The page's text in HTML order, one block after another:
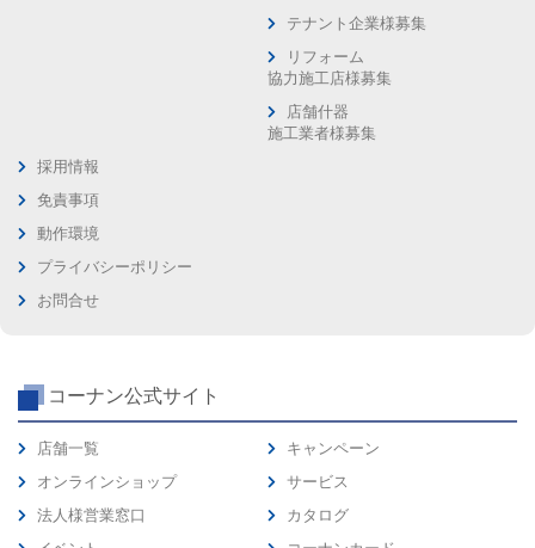
テナント企業様募集
リフォーム
協力施工店様募集
店舗什器
施工業者様募集
採用情報
免責事項
動作環境
プライバシーポリシー
お問合せ
コーナン公式サイト
店舗一覧
オンラインショップ
法人様営業窓口
キャンペーン
サービス
カタログ